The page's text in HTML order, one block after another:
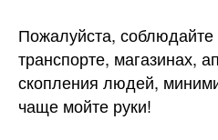
Пожалуйста,
транспорте, магазинах,
скопления людей,
чаще мойте руки!